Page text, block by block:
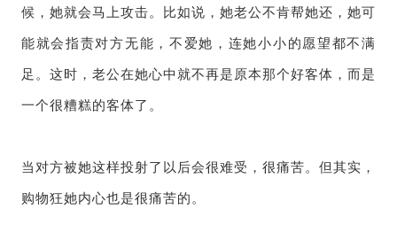
候，她就会马上攻击。比如说，她老公不肯帮她还，她可
能就会指责对方无能，不爱她，连她小小的愿望都不满
足。这时，老公在她心中就不再是原本那个好客体，而是
一个很糟糕的客体了。
当对方被她这样投射了以后会很难受，很痛苦。但其实，
购物狂她内心也是很痛苦的。